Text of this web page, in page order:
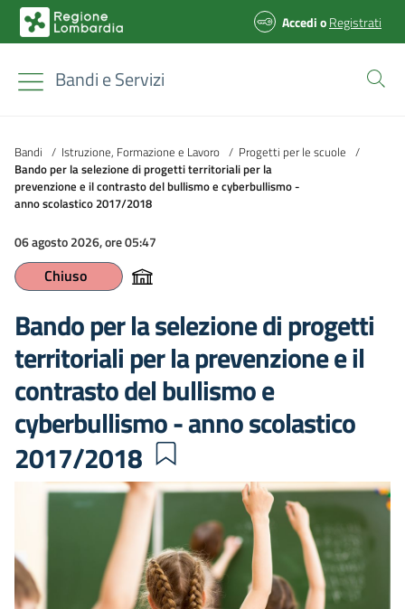
AccedioRegistrati
Bandi e Servizi
Bandi / Istruzione, Formazione e Lavoro / Progetti per le scuole /
Bando per la selezione di progetti territoriali per la
prevenzione e il contrasto del bullismo e cyberbullismo -
anno scolastico 2017/2018
06 agosto 2026, ore 05:47
Chiuso
Bando per la selezione di progetti
territoriali per la prevenzione e il
contrasto del bullismo e
cyberbullismo - anno scolastico
2017/2018